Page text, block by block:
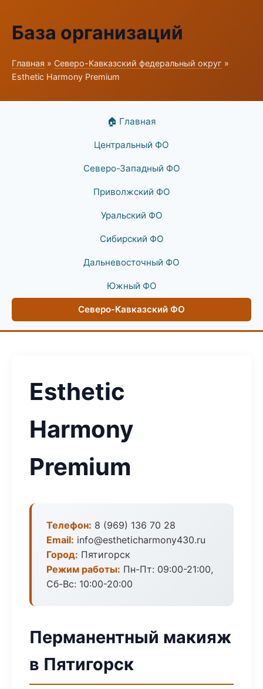
База организаций
Главная » Северо-Кавказский федеральный округ »
Esthetic Harmony Premium
🏠 Главная
Центральный ФО
Северо-Западный ФО
Приволжский ФО
Уральский ФО
Сибирский ФО
Дальневосточный ФО
Южный ФО
Северо-Кавказский ФО
Esthetic
Harmony
Premium
Телефон: 8 (969) 136 70 28
Email: info@estheticharmony430.ru
Город: Пятигорск
Режим работы: Пн-Пт: 09:00-21:00,
Сб-Вс: 10:00-20:00
Перманентный макияж
в Пятигорск